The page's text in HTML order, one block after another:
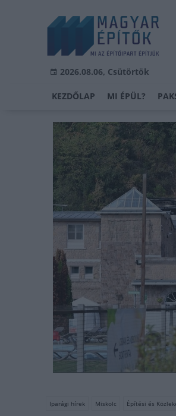
2026.08.06, Csütörtök
KEZDŐLAP MI ÉPÜL?
Iparági hírek Miskolc Építési és